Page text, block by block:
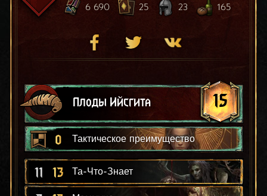
6 690 25 23 165
Плоды Ийсгита 15
0 Тактическое преимущество
11 13 Та-Что-Знает